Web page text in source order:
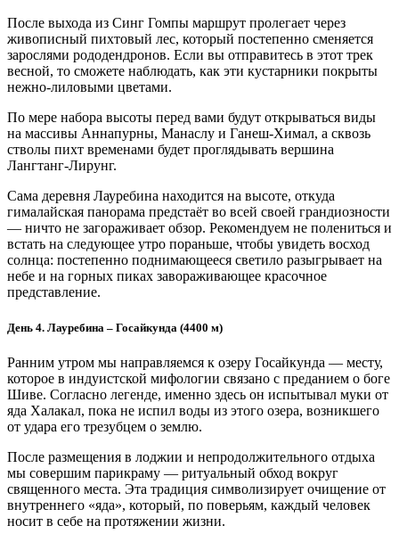
После выхода из Синг Гомпы маршрут пролегает через
живописный пихтовый лес, который постепенно сменяется
зарослями рододендронов. Если вы отправитесь в этот трек
весной, то сможете наблюдать, как эти кустарники покрыты
нежно-лиловыми цветами.
По мере набора высоты перед вами будут открываться виды
на массивы Аннапурны, Манаслу и Ганеш-Химал, а сквозь
стволы пихт временами будет проглядывать вершина
Лангтанг-Лирунг.
Сама деревня Лауребина находится на высоте, откуда
гималайская панорама предстаёт во всей своей грандиозности
— ничто не загораживает обзор. Рекомендуем не полениться и
встать на следующее утро пораньше, чтобы увидеть восход
солнца: постепенно поднимающееся светило разыгрывает на
небе и на горных пиках завораживающее красочное
представление.
День 4. Лауребина – Госайкунда (4400 м)
Ранним утром мы направляемся к озеру Госайкунда — месту,
которое в индуистской мифологии связано с преданием о боге
Шиве. Согласно легенде, именно здесь он испытывал муки от
яда Халакал, пока не испил воды из этого озера, возникшего
от удара его трезубцем о землю.
После размещения в лоджии и непродолжительного отдыха
мы совершим парикраму — ритуальный обход вокруг
священного места. Эта традиция символизирует очищение от
внутреннего «яда», который, по поверьям, каждый человек
носит в себе на протяжении жизни.